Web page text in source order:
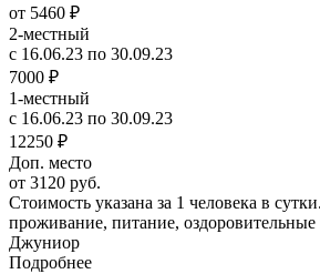
от 5460 ₽
2-местный
с 16.06.23 по 30.09.23
7000 ₽
1-местный
с 16.06.23 по 30.09.23
12250 ₽
Доп. место
от 3120 руб.
Стоимость указана за 1 человека в
проживание, питание,
Джуниор
Подробнее